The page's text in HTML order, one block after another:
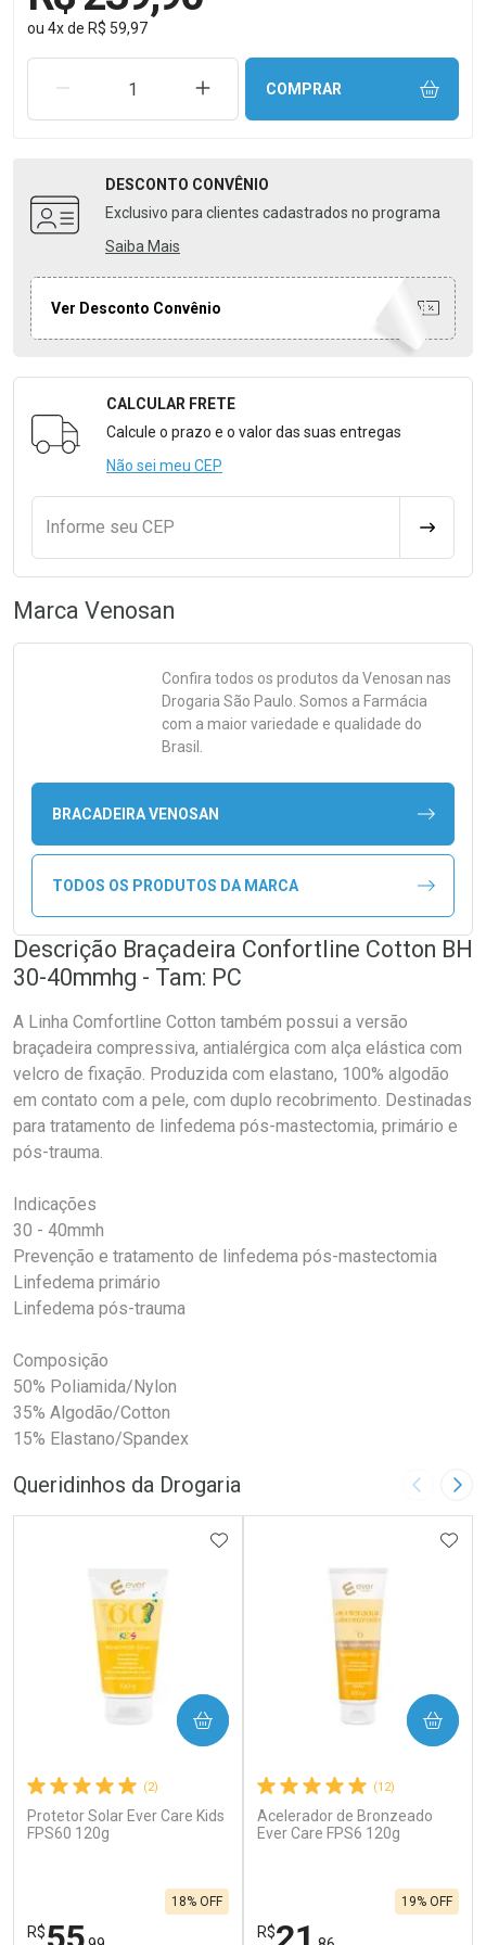
ou 4xde R$ 59,97
REMOVER UMA UNIDADEAUMENTAR UMA UNIDADE
COMPRAR
DESCONTO CONVÊNIO
Exclusivo para clientes cadastrados no programa
Saiba Mais
Ver Desconto Convênio
Formulário para Calcular o Frete
CALCULAR FRETE
Calcule o prazo e o valor das suas entregas
Não sei meu CEP
Informe seu CEP
Marca Venosan
Confira todos os produtos da Venosan nas
Drogaria São Paulo. Somos a Farmácia
com a maior variedade e qualidade do
Brasil.
BRACADEIRA VENOSAN
TODOS OS PRODUTOS DA MARCA
Descrição Braçadeira Confortline Cotton BH
30-40mmhg - Tam: PC
A Linha Comfortline Cotton também possui a versão
braçadeira compressiva, antialérgica com alça elástica com
velcro de fixação. Produzida com elastano, 100% algodão
em contato com a pele, com duplo recobrimento. Destinadas
para tratamento de linfedema pós-mastectomia, primário e
pós-trauma.
Indicações
30 - 40mmh
Prevenção e tratamento de linfedema pós-mastectomia
Linfedema primário
Linfedema pós-trauma
Composição
50% Poliamida/Nylon
35% Algodão/Cotton
15% Elastano/Spandex
Queridinhos da Drogaria Imagem
(2)
Protetor Solar Ever Care Kids
FPS60 120g
R$
18% OFF
ADICIONAR AOS FAVORITOS
COMPRAR
(12)
Acelerador de Bronzeado
Ever Care FPS6 120g
R$
19% OFF
COMPRAR